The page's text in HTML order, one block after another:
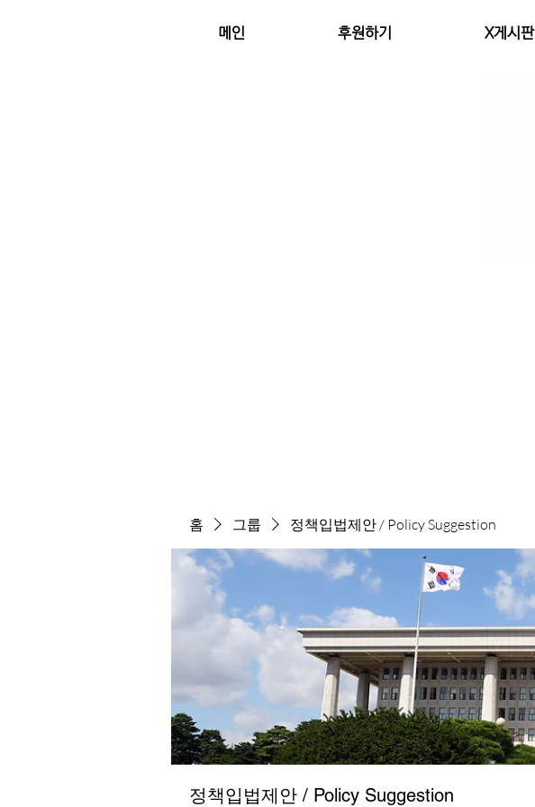
메인 후원하기 X게시판
홈 그룹 정책입법제안 / Policy Suggestion
정책입법제안 / Policy Suggestion